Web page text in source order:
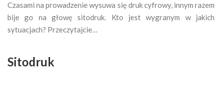
Czasami na prowadzenie wysuwa się druk cyfrowy, innym razem
bije go na głowę sitodruk. Kto jest wygranym w jakich
sytuacjach? Przeczytajcie…
Sitodruk